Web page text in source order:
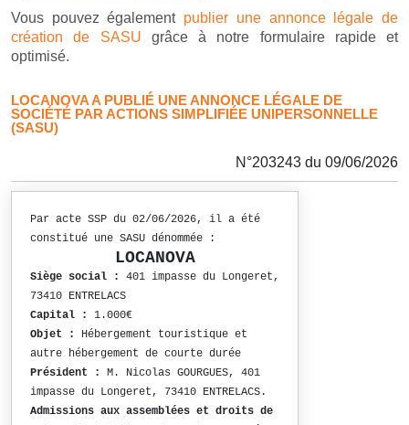
Vous pouvez également publier une annonce légale de
création de SASU grâce à notre formulaire rapide et
optimisé.
LOCANOVA A PUBLIÉ UNE ANNONCE LÉGALE DE
SOCIÉTÉ PAR ACTIONS SIMPLIFIÉE UNIPERSONNELLE
(SASU)
N°203243 du 09/06/2026
Par acte SSP du 02/06/2026, il a été
constitué une SASU dénommée :
LOCANOVA
Siège social :
401 impasse du Longeret,
73410 ENTRELACS
Capital :
1.000€
Objet :
Hébergement touristique et
autre hébergement de courte durée
Président :
M. Nicolas GOURGUES, 401
impasse du Longeret, 73410 ENTRELACS.
Admissions aux assemblées et droits de